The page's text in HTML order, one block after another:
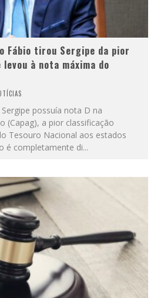
Fábio tirou Sergipe da pior
à nota máxima do
possuía nota D na
(Capag), a pior classificação
Tesouro Nacional aos estados
é completamente di...